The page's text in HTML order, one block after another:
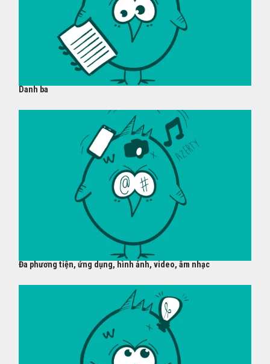
Danh ba
Đa phương tiện, ứng dụng, hình ảnh, video, âm nhạc